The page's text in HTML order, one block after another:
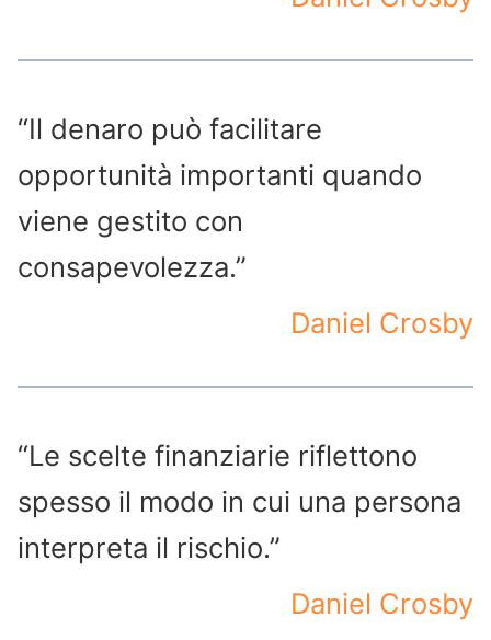
“Il denaro può facilitare
opportunità importanti quando
viene gestito con
consapevolezza.”
Daniel Crosby
“Le scelte finanziarie riflettono
spesso il modo in cui una persona
interpreta il rischio.”
Daniel Crosby